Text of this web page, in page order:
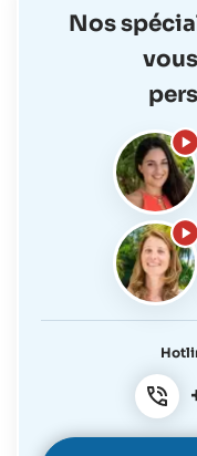
Nos